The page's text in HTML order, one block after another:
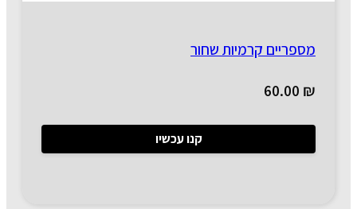
מספריים קרמיות שחור
60.00 ₪
קנו עכשיו